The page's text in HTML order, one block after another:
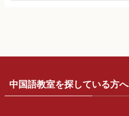
中国語教室を探している方へ